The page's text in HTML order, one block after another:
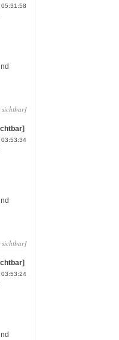
05:31:58
sichtbar]
03:53:34
sichtbar]
03:53:24